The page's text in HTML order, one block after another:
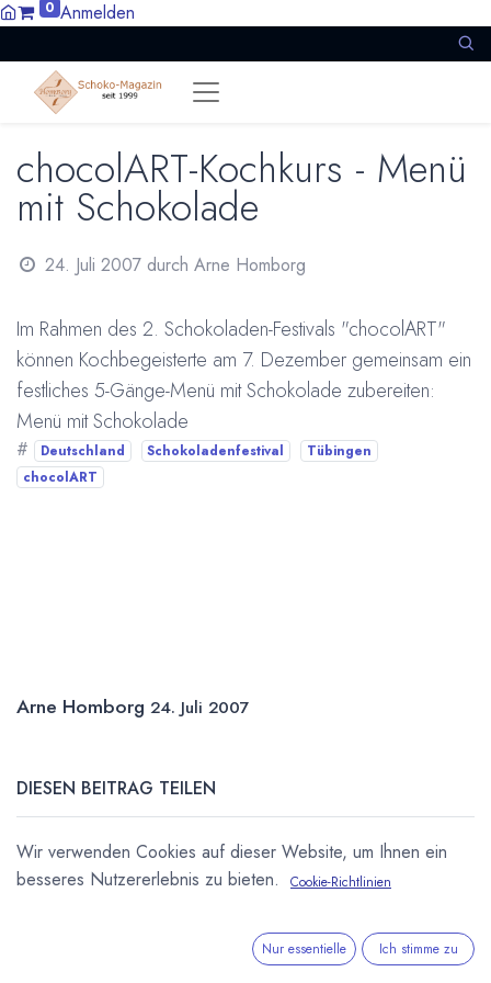
0 Anmelden
chocolART-Kochkurs - Menü
mit Schokolade
24. Juli 2007 durch Arne Homborg
Im Rahmen des 2. Schokoladen-Festivals "chocolART"
können Kochbegeisterte am 7. Dezember gemeinsam ein
festliches 5-Gänge-Menü mit Schokolade zubereiten:
Menü mit Schokolade
# Deutschland Schokoladenfestival
Tübingen
chocolART
Arne Homborg 24. Juli 2007
DIESEN BEITRAG TEILEN
Wir verwenden Cookies auf dieser Website, um Ihnen ein
besseres Nutzererlebnis zu bieten.
Cookie-Richtlinien
Nur essentielle Ich stimme zu